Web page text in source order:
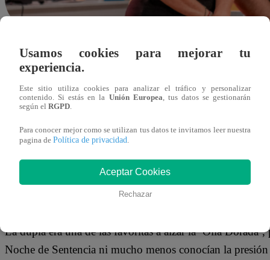
21 de marzo 2024
“El Gran Chef Famosos”siempre nos regala momentos
Estos se dan siempre que hay Noches de Eliminación.
TE PUEDE INTERESAR | “Me voy con el
La dupla era una de las favoritas a alzar la ‘Olla
Noche de Sentencia ni mucho menos conocían la
Usamos cookies para mejorar tu
experiencia.
Este sitio utiliza cookies para analizar el tráfico y personalizar
contenido. Si estás en la Unión Europea, tus datos se gestionarán
según el RGPD.
Para conocer mejor como se utilizan tus datos te invitamos leer nuestra
pagina de Política de privacidad.
Aceptar Cookies
Rechazar